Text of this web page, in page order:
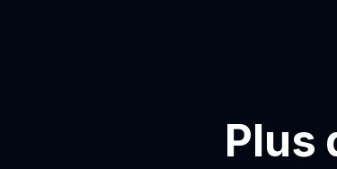
Plus